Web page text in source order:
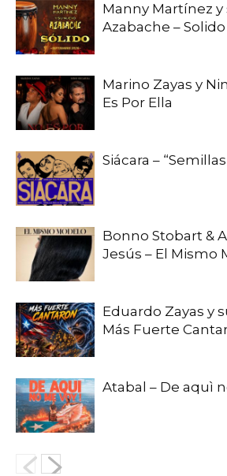
Manny Martínez y
Azabache – Solido
Marino Zayas y
Es Por Ella
Siácara –
Bonno Stobart &
Jesús – El Mismo
Eduardo Zayas y
Más Fuerte
Atabal – De aquì